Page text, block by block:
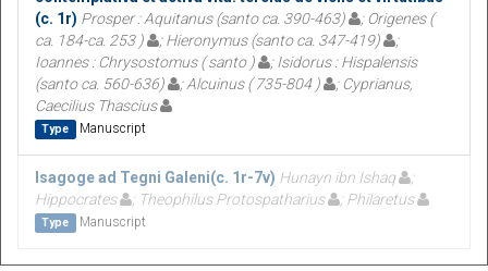
(c. 1r) Prosper : Aquitanus (santo ca. 390-463)
; Origenes (
ca. 184-ca. 253 )
; Hieronymus (santo ca. 347-419)
;
Ioannes : Chrysostomus ( santo )
; Isidorus : Hispalensis
(santo ca. 560-636)
; Alcuinus ( 735-804 )
; Cyprianus,
Caecilius Thascius
Type Manuscript
Isagoge ad Tegni Galeni(c. 1r-7v) Hunayn ibn Ishaq
Hippocrates
; Theophilus Protospatharius ; Philaretus
Type Manuscript